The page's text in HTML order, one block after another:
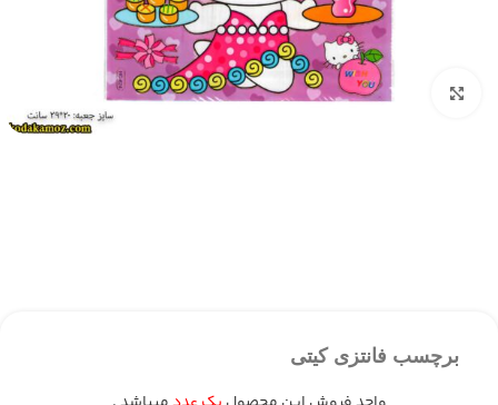
بزرگنمایی تصویر
برچسب فانتزی کیتی